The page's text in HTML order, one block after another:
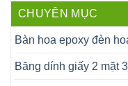
CHUYÊN MỤC
Bàn hoa epoxy đèn
Băng dính giấy 2 mặt